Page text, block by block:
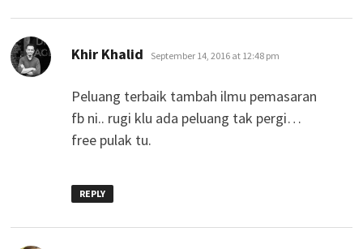
Khir Khalid says:
September 14, 2016 at 12:48 pm
Peluang terbaik tambah ilmu pemasaran
fb ni.. rugi klu ada peluang tak pergi…
free pulak tu.
REPLY